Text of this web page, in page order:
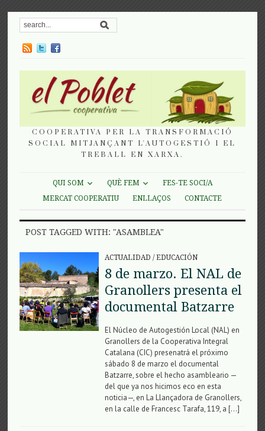
COOPERATIVA PER LA TRANSFORMACIÓ
SOCIAL MITJANÇANT L'AUTOGESTIÓ I EL
TREBALL EN XARXA.
QUI SOM QUÈ FEM
FES-TE SOCI/A
MERCAT COOPERATIU
ENLLAÇOS CONTACTE
POST TAGGED WITH: "ASAMBLEA"
ACTUALIDAD /EDUCACIÓN
8 de marzo. El NAL de
Granollers presenta el
documental Batzarre
El Núcleo de Autogestión Local (NAL) en
Granollers de la Cooperativa Integral
Catalana (CIC) presenatrá el próximo
sábado 8 de marzo el documental
Batzarre, sobre el hecho asambleario —
del que ya nos hicimos eco en esta
noticia—, en La Llançadora de Granollers,
en la calle de Francesc Tarafa, 119, a […]